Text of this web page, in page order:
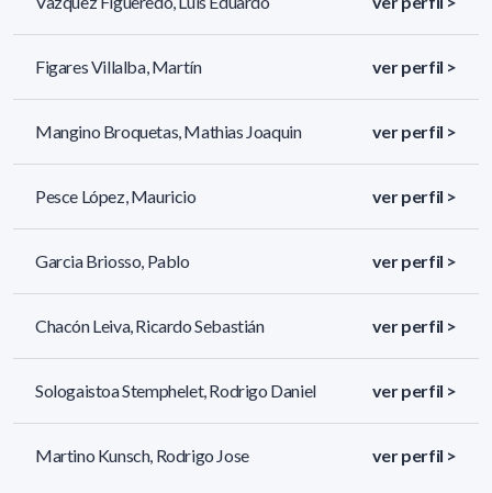
Figares Villalba, Martín ver perfil >
Mangino Broquetas, Mathias Joaquin ver perfil >
Pesce López, Mauricio ver perfil >
Garcia Briosso, Pablo ver perfil >
Chacón Leiva, Ricardo Sebastián ver perfil >
Sologaistoa Stemphelet, Rodrigo Daniel ver perfil >
Martino Kunsch, Rodrigo Jose ver perfil >